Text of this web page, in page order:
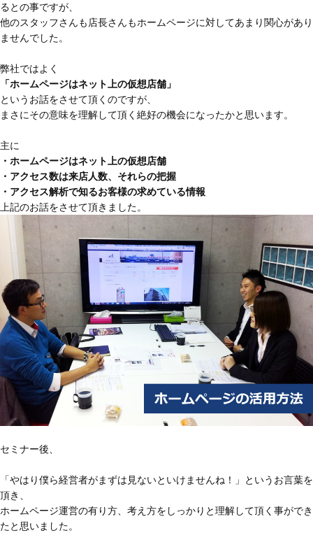
るとの事ですが、
他のスタッフさんも店長さんもホームページに対してあまり関心があり
ませんでした。
弊社ではよく
「ホームページはネット上の仮想店舗」
というお話をさせて頂くのですが、
まさにその意味を理解して頂く絶好の機会になったかと思います。
主に
・ホームページはネット上の仮想店舗
・アクセス数は来店人数、それらの把握
・アクセス解析で知るお客様の求めている情報
上記のお話をさせて頂きました。
セミナー後、
「やはり僕ら経営者がまずは見ないといけませんね！」というお言葉を
頂き、
ホームページ運営の有り方、考え方をしっかりと理解して頂く事ができ
たと思いました。